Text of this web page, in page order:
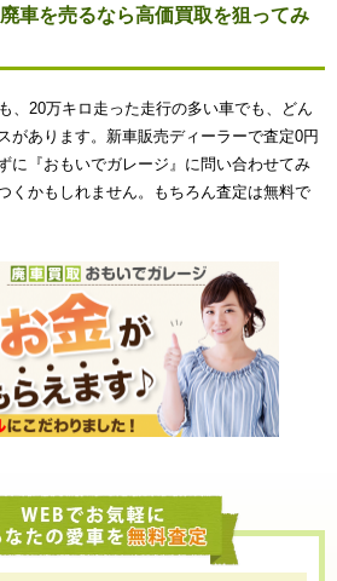
車を売るなら高価買取を狙ってみ
、20万キロ走った走行の多い車でも、どん
があります。新車販売ディーラーで査定0円
に『おもいでガレージ』に問い合わせてみ
くかもしれません。もちろん査定は無料で